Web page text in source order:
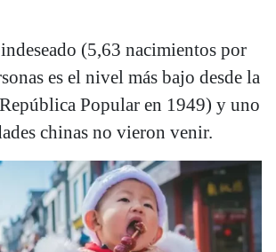
(5,63 nacimientos por
es el nivel más bajo desde la
Popular en 1949) y uno
chinas no vieron venir.